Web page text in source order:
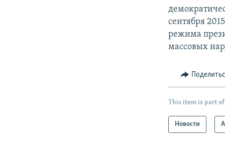
сентября
режима
массовых
This item is part of
Новости